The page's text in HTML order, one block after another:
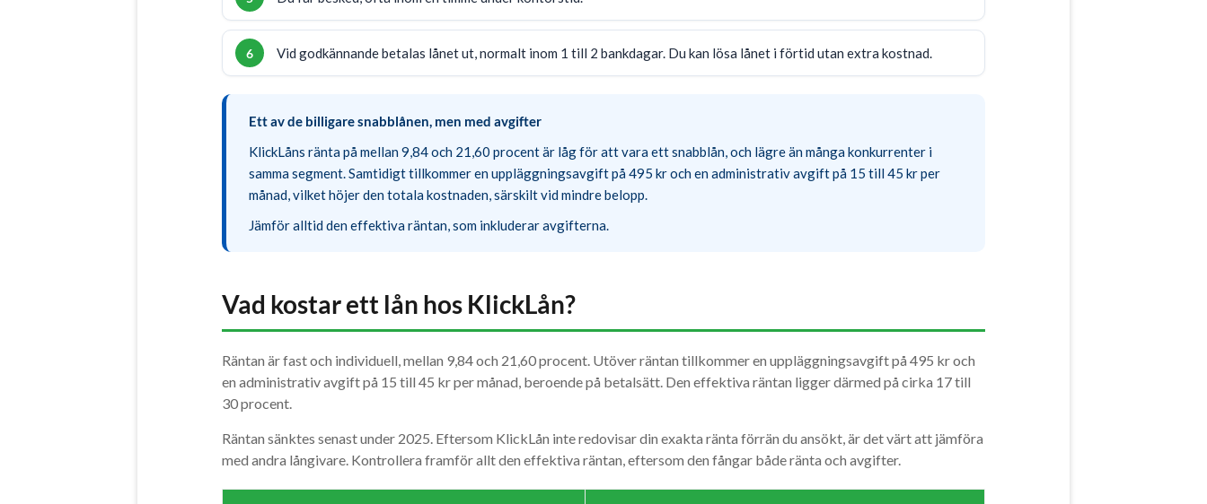
Vid godkännande betalas lånet ut, normalt inom 1 till 2 bankdagar. Du kan lösa lånet i förtid utan extra kostnad.
Ett av de billigare snabblånen, men med avgifter
KlickLåns ränta på mellan 9,84 och 21,60 procent är låg för att vara ett snabblån, och lägre än många konkurrenter i
samma segment. Samtidigt tillkommer en uppläggningsavgift på 495 kr och en administrativ avgift på 15 till 45 kr per
månad, vilket höjer den totala kostnaden, särskilt vid mindre belopp.
Jämför alltid den effektiva räntan, som inkluderar avgifterna.
Vad kostar ett lån hos KlickLån?
Räntan är fast och individuell, mellan 9,84 och 21,60 procent. Utöver räntan tillkommer en uppläggningsavgift på 495 kr och
en administrativ avgift på 15 till 45 kr per månad, beroende på betalsätt. Den effektiva räntan ligger därmed på cirka 17 till
30 procent.
Räntan sänktes senast under 2025. Eftersom KlickLån inte redovisar din exakta ränta förrän du ansökt, är det värt att jämföra
med andra långivare. Kontrollera framför allt den effektiva räntan, eftersom den fångar både ränta och avgifter.